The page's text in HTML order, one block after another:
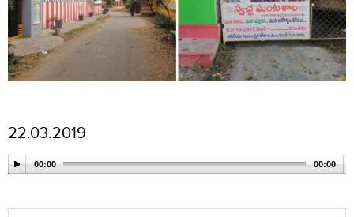
22.03.2019
The video could not be loaded, either because the server or
failed or because the format is not supported:
https://managhantasala.net/audiofile
00:00 00:00